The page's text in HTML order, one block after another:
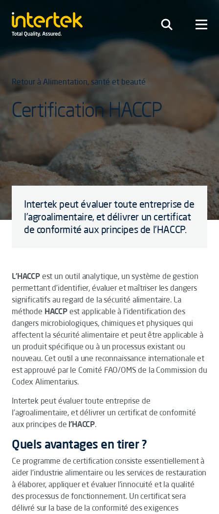
Retour à Alimentation, santé et beauté
Certification HACCP
Intertek peut évaluer toute entreprise de
l’agroalimentaire, et délivrer un certificat
de conformité aux principes de l’HACCP.
L’HACCP est un outil analytique, un système de gestion
permettant d’identifier, évaluer et maîtriser les dangers
significatifs au regard de la sécurité alimentaire. La
méthode HACCP est applicable à l'identification des
dangers microbiologiques, chimiques et physiques qui
affectent la sécurité alimentaire et peut être applicable à
un produit spécifique ou à un processus existant ou
nouveau. Cet outil a une reconnaissance internationale et
est approuvé par le Comité FAO/OMS de la Commission du
Codex Alimentarius.
Intertek peut évaluer toute entreprise de
l’agroalimentaire, et délivrer un certificat de conformité
aux principes de l’HACCP.
Quels avantages en tirer ?
Ce programme de certification consiste essentiellement à
aider l'industrie alimentaire ou les services de restauration
à élaborer, appliquer et évaluer l'innocuité et la qualité
des processus de fonctionnement. Un certificat sera
délivré sur la base de la conformité des exigences